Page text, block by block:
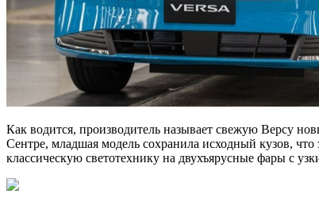
Как водится, производитель называет свежую Версу
Сентре, младшая модель сохранила исходный кузов,
классическую светотехнику на двухъярусные фары с